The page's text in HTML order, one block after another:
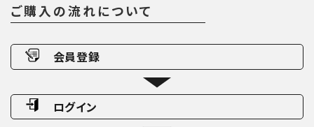
ご購入の流れについて
会員登録
ログイン